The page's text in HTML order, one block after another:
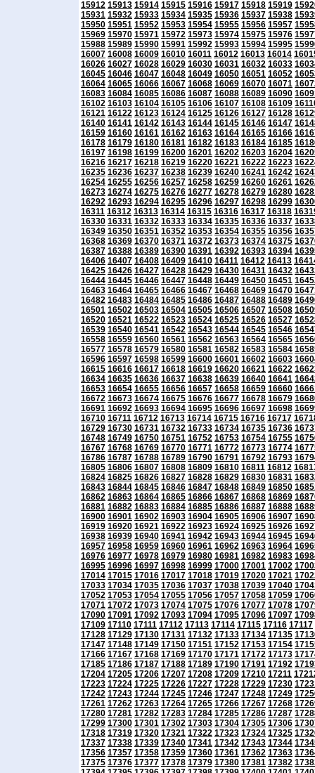
15912 15913 15914 15915 15916 15917 15918 15919
15931 15932 15933 15934 15935 15936 15937 15938
15950 15951 15952 15953 15954 15955 15956 15957
15969 15970 15971 15972 15973 15974 15975 15976
15988 15989 15990 15991 15992 15993 15994 15995
16007 16008 16009 16010 16011 16012 16013 16014
16026 16027 16028 16029 16030 16031 16032 16033
16045 16046 16047 16048 16049 16050 16051 16052
16064 16065 16066 16067 16068 16069 16070 16071
16083 16084 16085 16086 16087 16088 16089 16090
16102 16103 16104 16105 16106 16107 16108 16109
16121 16122 16123 16124 16125 16126 16127 16128
16140 16141 16142 16143 16144 16145 16146 16147
16159 16160 16161 16162 16163 16164 16165 16166
16178 16179 16180 16181 16182 16183 16184 16185
16197 16198 16199 16200 16201 16202 16203 16204
16216 16217 16218 16219 16220 16221 16222 16223
16235 16236 16237 16238 16239 16240 16241 16242
16254 16255 16256 16257 16258 16259 16260 16261
16273 16274 16275 16276 16277 16278 16279 16280
16292 16293 16294 16295 16296 16297 16298 16299
16311 16312 16313 16314 16315 16316 16317 16318
16330 16331 16332 16333 16334 16335 16336 16337
16349 16350 16351 16352 16353 16354 16355 16356
16368 16369 16370 16371 16372 16373 16374 16375
16387 16388 16389 16390 16391 16392 16393 16394
16406 16407 16408 16409 16410 16411 16412 16413
16425 16426 16427 16428 16429 16430 16431 16432
16444 16445 16446 16447 16448 16449 16450 16451
16463 16464 16465 16466 16467 16468 16469 16470
16482 16483 16484 16485 16486 16487 16488 16489
16501 16502 16503 16504 16505 16506 16507 16508
16520 16521 16522 16523 16524 16525 16526 16527
16539 16540 16541 16542 16543 16544 16545 16546
16558 16559 16560 16561 16562 16563 16564 16565
16577 16578 16579 16580 16581 16582 16583 16584
16596 16597 16598 16599 16600 16601 16602 16603
16615 16616 16617 16618 16619 16620 16621 16622
16634 16635 16636 16637 16638 16639 16640 16641
16653 16654 16655 16656 16657 16658 16659 16660
16672 16673 16674 16675 16676 16677 16678 16679
16691 16692 16693 16694 16695 16696 16697 16698
16710 16711 16712 16713 16714 16715 16716 16717
16729 16730 16731 16732 16733 16734 16735 16736
16748 16749 16750 16751 16752 16753 16754 16755
16767 16768 16769 16770 16771 16772 16773 16774
16786 16787 16788 16789 16790 16791 16792 16793
16805 16806 16807 16808 16809 16810 16811 16812
16824 16825 16826 16827 16828 16829 16830 16831
16843 16844 16845 16846 16847 16848 16849 16850
16862 16863 16864 16865 16866 16867 16868 16869
16881 16882 16883 16884 16885 16886 16887 16888
16900 16901 16902 16903 16904 16905 16906 16907
16919 16920 16921 16922 16923 16924 16925 16926
16938 16939 16940 16941 16942 16943 16944 16945
16957 16958 16959 16960 16961 16962 16963 16964
16976 16977 16978 16979 16980 16981 16982 16983
16995 16996 16997 16998 16999 17000 17001 17002
17014 17015 17016 17017 17018 17019 17020 17021
17033 17034 17035 17036 17037 17038 17039 17040
17052 17053 17054 17055 17056 17057 17058 17059
17071 17072 17073 17074 17075 17076 17077 17078
17090 17091 17092 17093 17094 17095 17096 17097
17109 17110 17111 17112 17113 17114 17115 17116 17117
17128 17129 17130 17131 17132 17133 17134 17135
17147 17148 17149 17150 17151 17152 17153 17154
17166 17167 17168 17169 17170 17171 17172 17173
17185 17186 17187 17188 17189 17190 17191 17192
17204 17205 17206 17207 17208 17209 17210 17211
17223 17224 17225 17226 17227 17228 17229 17230
17242 17243 17244 17245 17246 17247 17248 17249
17261 17262 17263 17264 17265 17266 17267 17268
17280 17281 17282 17283 17284 17285 17286 17287
17299 17300 17301 17302 17303 17304 17305 17306
17318 17319 17320 17321 17322 17323 17324 17325
17337 17338 17339 17340 17341 17342 17343 17344
17356 17357 17358 17359 17360 17361 17362 17363
17375 17376 17377 17378 17379 17380 17381 17382